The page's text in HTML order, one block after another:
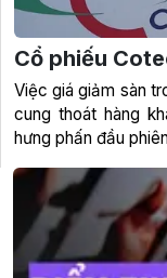
Cổ phiếu
Việc giá giảm sàn
cung thoát hàng
hưng phấn đầu